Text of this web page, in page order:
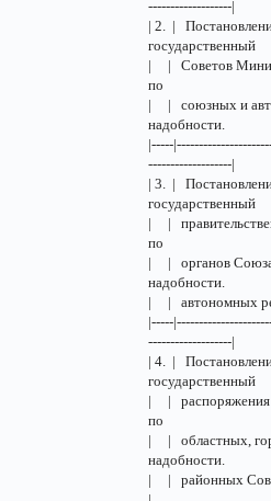
-------------------|
| 2. |
| | Советов
| | союзных и
|-----
-------------------|
| 3. |
| |
| | органов
| |
|-----
-------------------|
| 4. |
| |
| | областных,
| | районных